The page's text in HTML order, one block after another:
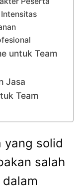
untuk Team
Jasa
Team
yang solid
salah